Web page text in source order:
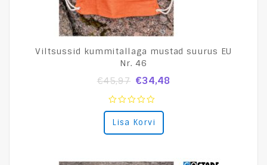
Viltsussid kummitallaga mustad suurus EU
Nr. 46
€45,97 €34,48
0
out
of
Lisa Korvi